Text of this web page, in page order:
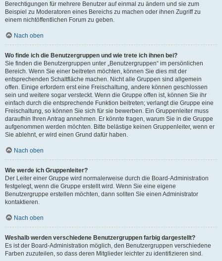
Berechtigungen für mehrere Benutzer auf einmal zu ändern und sie zum
Beispiel zu Moderatoren eines Bereichs zu machen oder ihnen Zugriff zu
einem nichtöffentlichen Forum zu geben.
Nach oben
Wo finde ich die Benutzergruppen und wie trete ich ihnen bei?
Sie finden die Benutzergruppen unter „Benutzergruppen“ im persönlichen
Bereich. Wenn Sie einer beitreten möchten, können Sie dies mit der
entsprechenden Schaltfläche machen. Nicht alle Gruppen sind allgemein
offen. Einige erfordern erst eine Freischaltung, andere können geschlossen
sein und weitere sogar versteckt. Wenn die Gruppe offen ist, können Sie ihr
einfach durch die entsprechende Funktion beitreten; verlangt die Gruppe eine
Freischaltung, so können Sie sich für sie bewerben. Ein Gruppenleiter muss
daraufhin Ihren Antrag annehmen. Er könnte fragen, warum Sie in die Gruppe
aufgenommen werden möchten. Bitte belästige keinen Gruppenleiter, wenn er
Sie ablehnt, er wird einen Grund dafür haben.
Nach oben
Wie werde ich Gruppenleiter?
Der Leiter einer Gruppe wird normalerweise durch die Board-Administration
festgelegt, wenn die Gruppe erstellt wird. Wenn Sie eine eigene
Benutzergruppe erstellen möchten, dann sollten Sie einen Administrator
kontaktieren.
Nach oben
Weshalb werden verschiedene Benutzergruppen farbig dargestellt?
Es ist der Board-Administration möglich, den Benutzergruppen verschiedene
Farben zuzuteilen, so dass deren Mitglieder leichter zu identifizieren sind.